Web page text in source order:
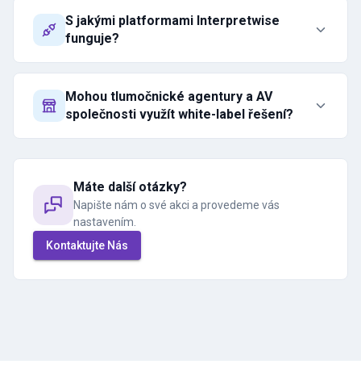
S jakými platformami Interpretwise
funguje?
Mohou tlumočnické agentury a AV
společnosti využít white-label řešení?
Máte další otázky?
Napište nám o své akci a provedeme vás
nastavením.
Kontaktujte Nás